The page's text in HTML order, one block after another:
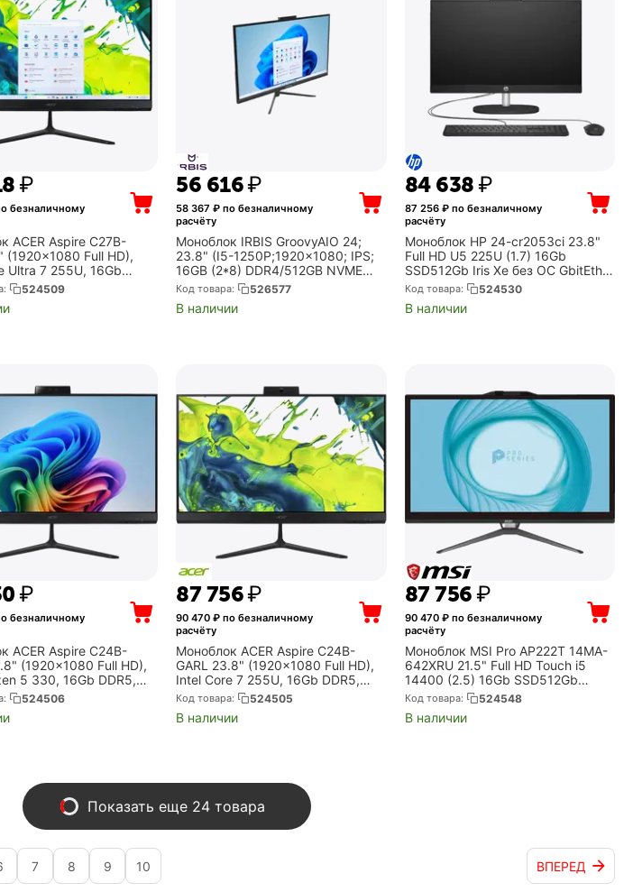
₽
безналичному
ACER Aspire C27B-
(1920x1080 Full HD),
Ultra 7 255U, 16Gb
SSD, Intel Graphics,
(DQ.BT2CD.001)
524509
56 616₽
58 367 ₽ по безналичному
расчёту
Моноблок IRBIS GroovyAIO 24;
23.8" (I5-1250P;1920x1080; IPS;
16GB (2*8) DDR4/512GB NVME
SSD, wifi6 AX101, microSD, type C
full function, RJ45, WebCam
5MP(mag...
Код товара: 526577
В наличии
84 638₽
87 256₽ по безналичному
расчёту
Моноблок HP 24-cr2053ci 23.8"
Full HD U5 225U (1.7) 16Gb
SSD512Gb Iris Xe без ОС GbitEth
WiFi BT 90W клавиатура мышь
Cam черный 1920x1080
(C84E2EA)
Код товара: 524530
В наличии
₽
безналичному
ACER Aspire C24B-
(1920x1080 Full HD),
5 330, 16Gb DDR5,
Radeon 820M, без
(DQ.BSPCD.001)
524506
87 756₽
90 470 ₽ по безналичному
расчёту
Моноблок ACER Aspire C24B-
GARL 23.8" (1920x1080 Full HD),
Intel Core 7 255U, 16Gb DDR5,
512Gb SSD, Intel Graphics, без ОС,
чёрный (DQ.BT1CD.002)
Код товара: 524505
В наличии
87 756₽
90 470₽ по безналичному
расчёту
Моноблок MSI Pro AP222T 14MA-
642XRU 21.5" Full HD Touch i5
14400 (2.5) 16Gb SSD512Gb
UHDG 730 CR без ОС 2xGbitEth
WiFi BT 120W клавиатура мышь
Cam черный 192...
Код товара: 524548
В наличии
Показать еще 24 товара
7 8 9 10 ВПЕРЕД